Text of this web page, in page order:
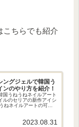
こちらでも紹介
ングジェルで韓国う
のやり方を紹介！
国うねうねネイルアート
ルのセリアの新作アイシ
ねネイルアートの可愛
2023.08.31